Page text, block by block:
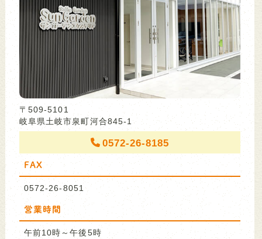
〒509-5101
岐阜県土岐市泉町河合845-1
0572-26-8185
FAX
0572-26-8051
営業時間
午前10時～午後5時